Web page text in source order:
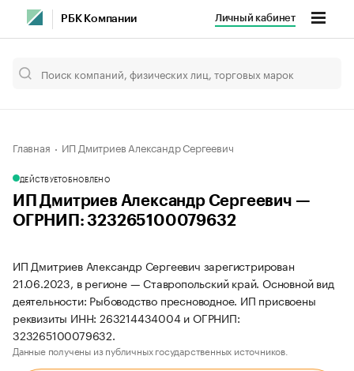
РБК Компании Личный кабинет
Главная ИП Дмитриев Александр Сергеевич
ДЕЙСТВУЕТОБНОВЛЕНО
ИП Дмитриев Александр Сергеевич —
ОГРНИП: 323265100079632
ИП Дмитриев Александр Сергеевич зарегистрирован
21.06.2023, в регионе — Ставропольский край. Основной вид
деятельности: Рыбоводство пресноводное. ИП присвоены
реквизиты ИНН: 263214434004 и ОГРНИП:
323265100079632.
Данные получены из публичных государственных источников.